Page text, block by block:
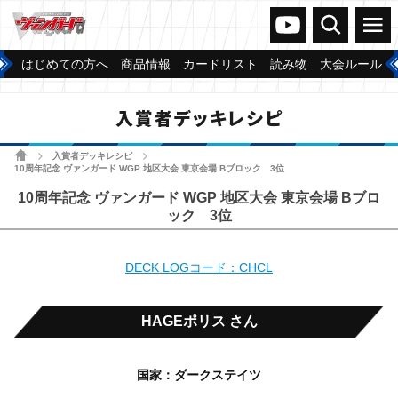
ヴァンガードch
検索 メニュー
はじめての方へ 商品情報 カードリスト 読み物 大会ルール
入賞者デッキレシピ
ホーム 入賞者デッキレシピ
10周年記念 ヴァンガード WGP 地区大会 東京会場 Bブロック 3位
10周年記念 ヴァンガード WGP 地区大会 東京会場 Bブロ
ック 3位
DECK LOGコード：CHCL
HAGEポリス さん
国家：ダークステイツ